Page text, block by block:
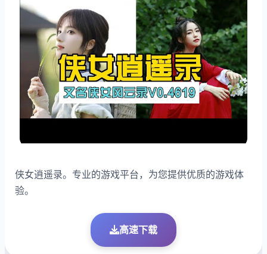
侠女逍遥录。专业的游戏平台，为您提供优质的游戏体
验。
高速下载